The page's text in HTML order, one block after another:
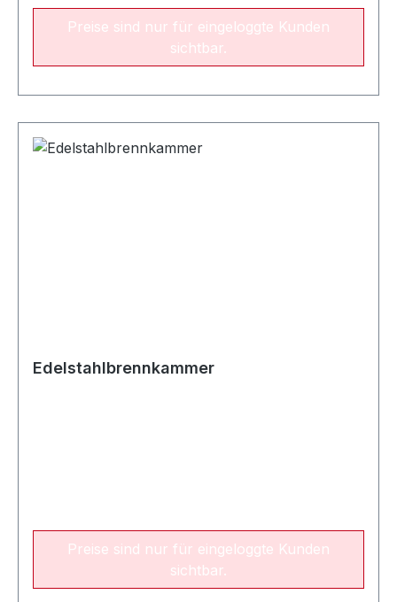
Abdichtung. VerwendungSNK 28/40 Abmaße L
x B x H1150 x 12 x 13 mm
Preise sind nur für eingeloggte Kunden
sichtbar.
Edelstahlbrennkammer
Preise sind nur für eingeloggte Kunden
sichtbar.